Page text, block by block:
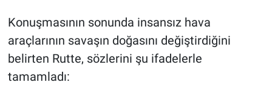
Konuşmasının sonunda insansız hava
araçlarının savaşın doğasını değiştirdiğini
belirten Rutte, sözlerini şu ifadelerle
tamamladı: